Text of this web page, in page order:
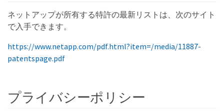
ネットアップが所有する特許の最新リストは、次のサイト
で入手できます。
https://www.netapp.com/pdf.html?item=/media/11887-
patentspage.pdf
プライバシーポリシー